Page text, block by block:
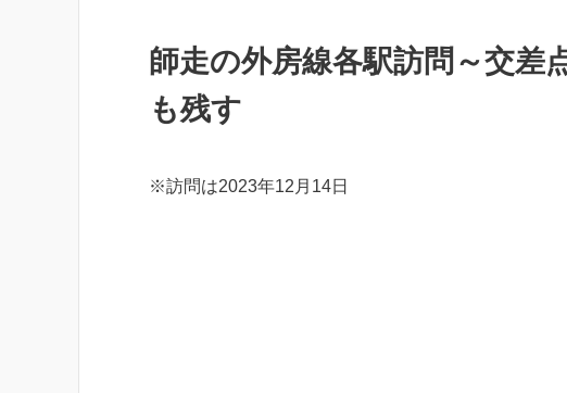
師走の外房線各駅訪問～交差
も残す
※訪問は2023年12月14日